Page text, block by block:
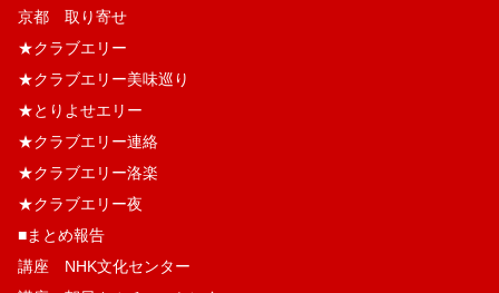
京都 取り寄せ
★クラブエリー
★クラブエリー美味巡り
★とりよせエリー
★クラブエリー連絡
★クラブエリー洛楽
★クラブエリー夜
■まとめ報告
講座 NHK文化センター